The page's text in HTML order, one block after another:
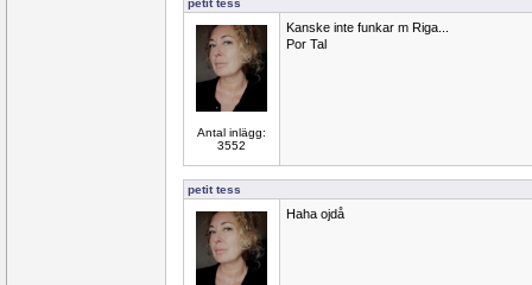
petit tess
Antal inlägg:
3552
Kanske inte funkar m Riga...
Por Tal
petit tess
Haha ojdå